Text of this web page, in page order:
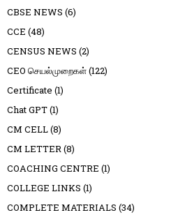
CBSE NEWS (6)
CCE (48)
CENSUS NEWS (2)
CEO செயல்முறைகள்(122)
Certificate (1)
Chat GPT(1)
CM CELL(8)
CM LETTER(8)
COACHING CENTRE (1)
COLLEGE LINKS (1)
COMPLETE MATERIALS (34)